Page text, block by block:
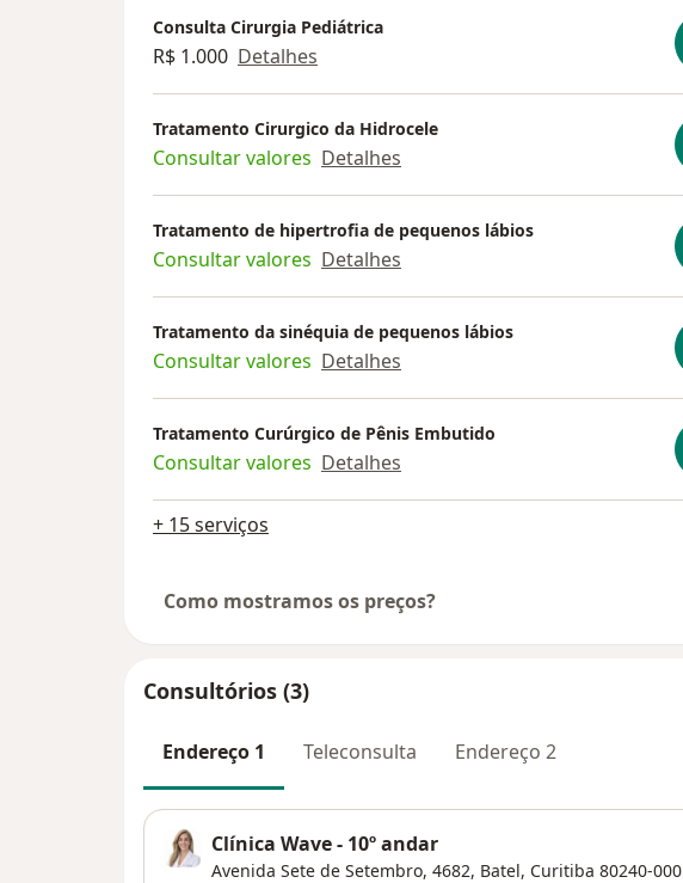
Participou da elaboração do Protocolo Clínico e
Diretrizes Terapêuticas (PCDT) do Hemangioma
Infantil junto ao Ministério da Saúde e
representa o Brasil em congressos
internacionais sobre o tema.
Dedica-se ao estudo e tratamento do
Hemangioma Infantil e das Anomalias
Vasculares, com expertise atualizada nas
condutas terapêuticas mais recentes.
Consulta Cirurgia Pediátrica
R$ 1.000 Detalhes
Tratamento Cirurgico da Hidrocele
Consultar valores Detalhes
Tratamento de hipertrofia de pequenos lábios
Consultar valores Detalhes
Tratamento da sinéquia de pequenos lábios
Consultar valores Detalhes
Tratamento Curúrgico de Pênis Embutido
Consultar valores Detalhes
+ 15 serviços
Como mostramos os preços?
Consultórios (3)
Endereço 1 Teleconsulta Endereço 2
Clínica Wave - 10º andar
Avenida Sete de Setembro, 4682, Batel, Curitiba 80240-000